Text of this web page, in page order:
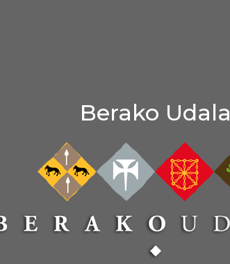
Berako Udala